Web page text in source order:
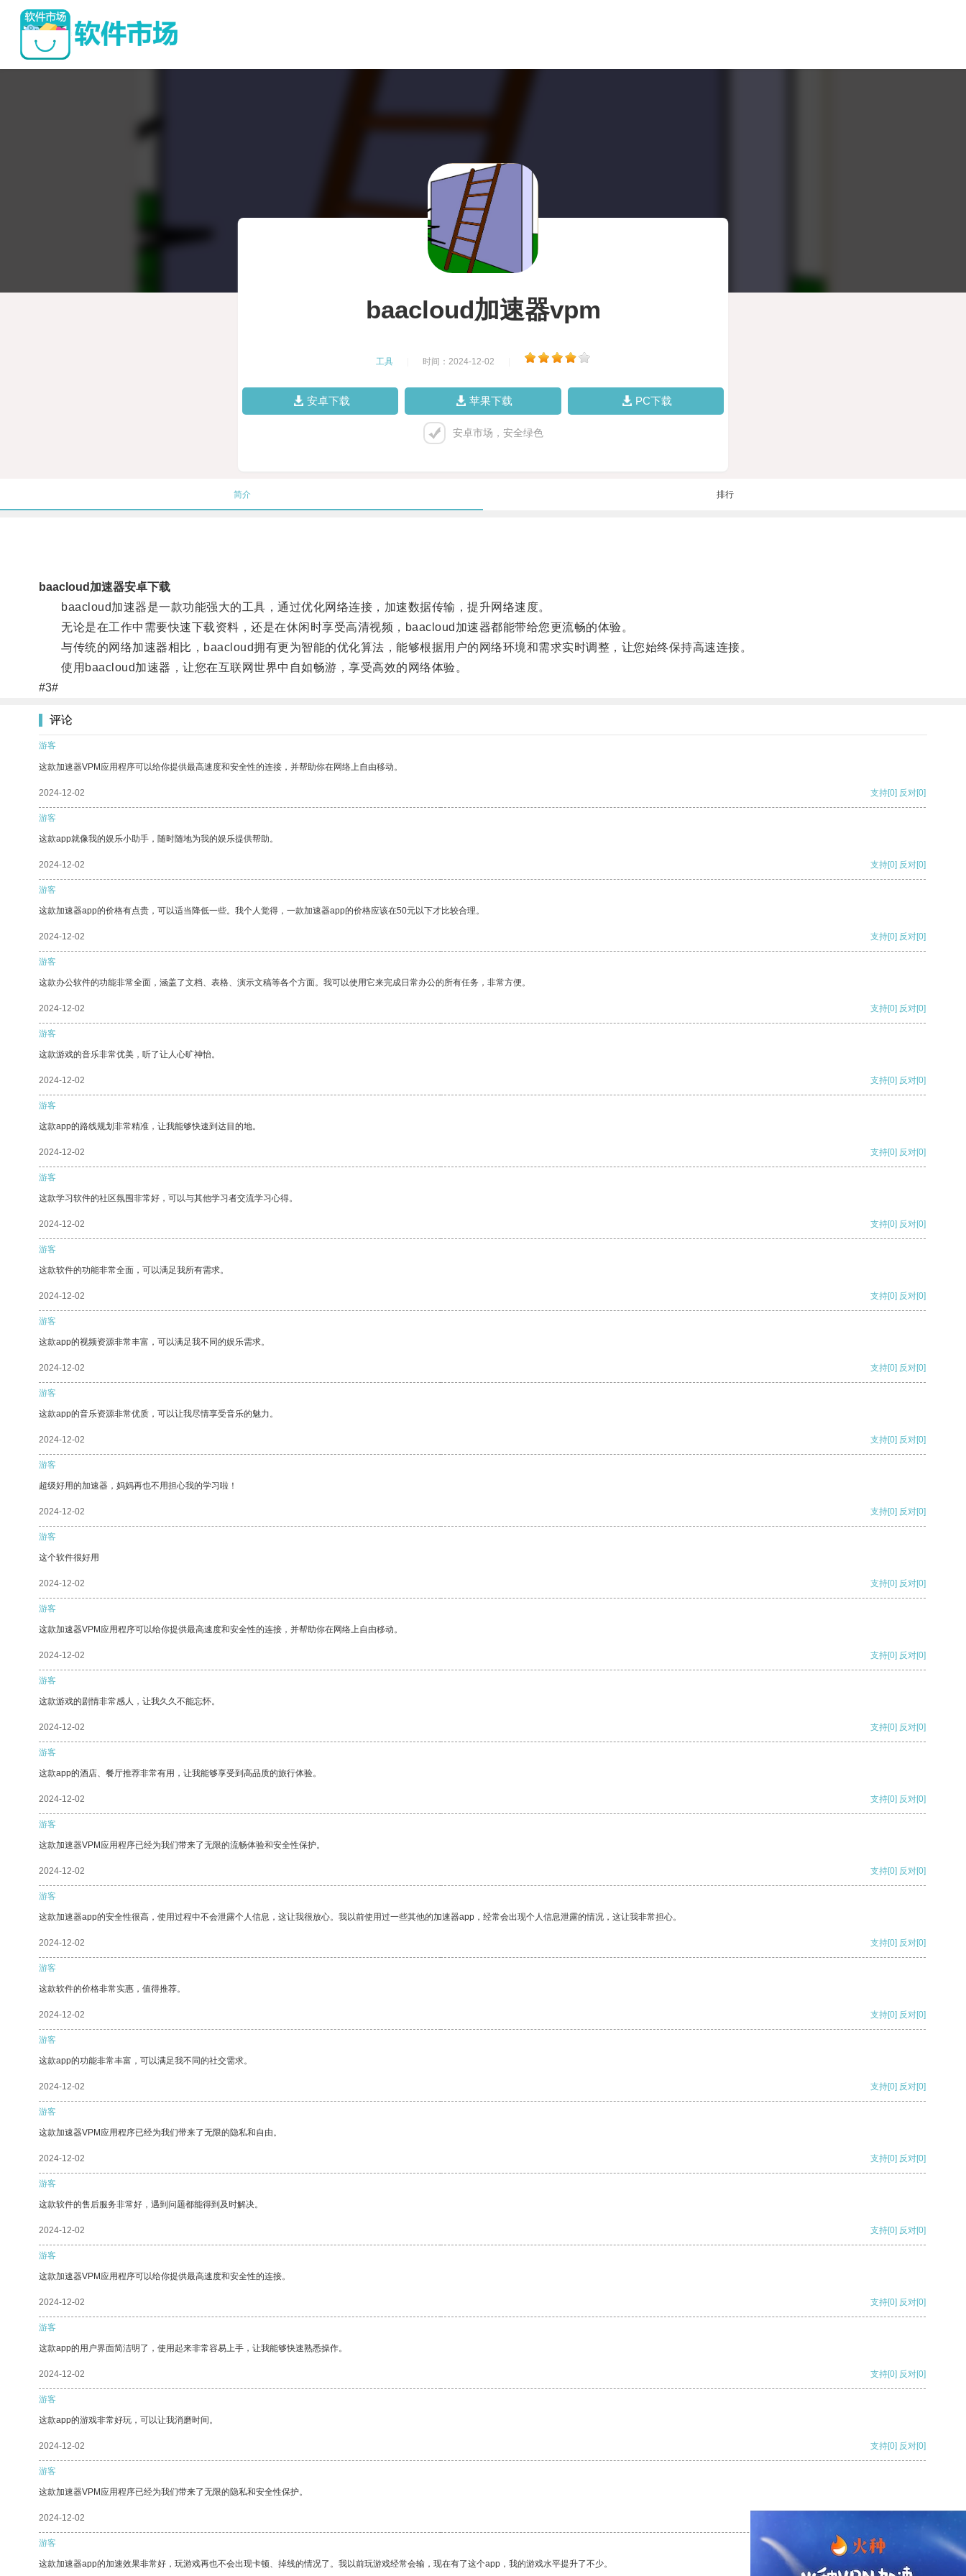
baacloud加速器vpm
工具 时间：2024-12-02
安卓下载 苹果下载 PC下载
安卓市场，安全绿色
简介 排行
baacloud加速器安卓下载
baacloud加速器是一款功能强大的工具，通过优化网络连接，加速数据传输，提升网络速度。
无论是在工作中需要快速下载资料，还是在休闲时享受高清视频，baacloud加速器都能带给您更流畅的体验。
与传统的网络加速器相比，baacloud拥有更为智能的优化算法，能够根据用户的网络环境和需求实时调整，让您始终保持高速连接。
使用baacloud加速器，让您在互联网世界中自如畅游，享受高效的网络体验。
#3#
评论
游客
这款加速器VPM应用程序可以给你提供最高速度和安全性的连接，并帮助你在网络上自由移动。
2024-12-02 支持[0] 反对[0]
游客
这款app就像我的娱乐小助手，随时随地为我的娱乐提供帮助。
2024-12-02 支持[0] 反对[0]
游客
这款加速器app的价格有点贵，可以适当降低一些。我个人觉得，一款加速器app的价格应该在50元以下才比较合理。
2024-12-02 支持[0] 反对[0]
游客
这款办公软件的功能非常全面，涵盖了文档、表格、演示文稿等各个方面。我可以使用它来完成日常办公的所有任务，非常方便。
2024-12-02 支持[0] 反对[0]
游客
这款游戏的音乐非常优美，听了让人心旷神怡。
2024-12-02 支持[0] 反对[0]
游客
这款app的路线规划非常精准，让我能够快速到达目的地。
2024-12-02 支持[0] 反对[0]
游客
这款学习软件的社区氛围非常好，可以与其他学习者交流学习心得。
2024-12-02 支持[0] 反对[0]
游客
这款软件的功能非常全面，可以满足我所有需求。
2024-12-02 支持[0] 反对[0]
游客
这款app的视频资源非常丰富，可以满足我不同的娱乐需求。
2024-12-02 支持[0] 反对[0]
游客
这款app的音乐资源非常优质，可以让我尽情享受音乐的魅力。
2024-12-02 支持[0] 反对[0]
游客
超级好用的加速器，妈妈再也不用担心我的学习啦！
2024-12-02 支持[0] 反对[0]
游客
这个软件很好用
2024-12-02 支持[0] 反对[0]
游客
这款加速器VPM应用程序可以给你提供最高速度和安全性的连接，并帮助你在网络上自由移动。
2024-12-02 支持[0] 反对[0]
游客
这款游戏的剧情非常感人，让我久久不能忘怀。
2024-12-02 支持[0] 反对[0]
游客
这款app的酒店、餐厅推荐非常有用，让我能够享受到高品质的旅行体验。
2024-12-02 支持[0] 反对[0]
游客
这款加速器VPM应用程序已经为我们带来了无限的流畅体验和安全性保护。
2024-12-02 支持[0] 反对[0]
游客
这款加速器app的安全性很高，使用过程中不会泄露个人信息，这让我很放心。我以前使用过一些其他的加速器app，经常会出现个人信息泄露的情况，这让我非常担心。
2024-12-02 支持[0] 反对[0]
游客
这款软件的价格非常实惠，值得推荐。
2024-12-02 支持[0] 反对[0]
游客
这款app的功能非常丰富，可以满足我不同的社交需求。
2024-12-02 支持[0] 反对[0]
游客
这款加速器VPM应用程序已经为我们带来了无限的隐私和自由。
2024-12-02 支持[0] 反对[0]
游客
这款软件的售后服务非常好，遇到问题都能得到及时解决。
2024-12-02 支持[0] 反对[0]
游客
这款加速器VPM应用程序可以给你提供最高速度和安全性的连接。
2024-12-02 支持[0] 反对[0]
游客
这款app的用户界面简洁明了，使用起来非常容易上手，让我能够快速熟悉操作。
2024-12-02 支持[0] 反对[0]
游客
这款app的游戏非常好玩，可以让我消磨时间。
2024-12-02 支持[0] 反对[0]
游客
这款加速器VPM应用程序已经为我们带来了无限的隐私和安全性保护。
2024-12-02
游客
这款加速器app的加速效果非常好，玩游戏再也不会出现卡顿、掉线的情况了。我以前玩游戏经常会输，现在有了这个app，我的游戏水平提升了不少。